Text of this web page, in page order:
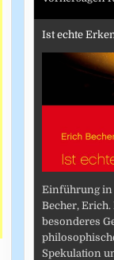
Ist echte
Einführung in
Becher,
besonderes
Spekulation